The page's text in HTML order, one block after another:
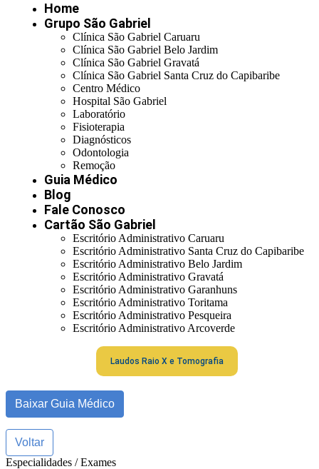
Home
Grupo São Gabriel
Clínica São Gabriel Caruaru
Clínica São Gabriel Belo Jardim
Clínica São Gabriel Gravatá
Clínica São Gabriel Santa Cruz do Capibaribe
Centro Médico
Hospital São Gabriel
Laboratório
Fisioterapia
Diagnósticos
Odontologia
Remoção
Guia Médico
Blog
Fale Conosco
Cartão São Gabriel
Escritório Administrativo Caruaru
Escritório Administrativo Santa Cruz do Capibaribe
Escritório Administrativo Belo Jardim
Escritório Administrativo Gravatá
Escritório Administrativo Garanhuns
Escritório Administrativo Toritama
Escritório Administrativo Pesqueira
Escritório Administrativo Arcoverde
Laudos Raio X e Tomografia
Baixar Guia Médico
Voltar
Especialidades / Exames